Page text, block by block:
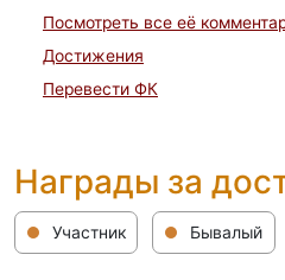
Посмотреть все её
Достижения
Перевести ФК
Награды за
Участник Бывалый